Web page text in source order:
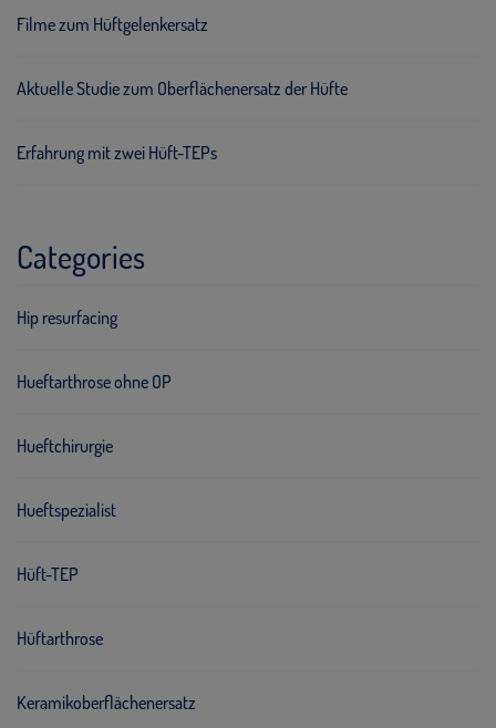
Filme zum Hüftgelenkersatz
Aktuelle Studie zum Oberflächenersatz der Hüfte
Erfahrung mit zwei Hüft-TEPs
Categories
Hip resurfacing
Hueftarthrose ohne OP
Hueftchirurgie
Hueftspezialist
Hüft-TEP
Hüftarthrose
Keramikoberflächenersatz